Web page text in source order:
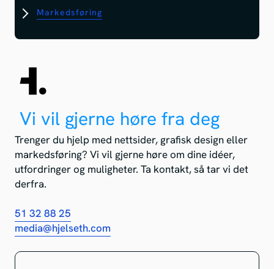
Markedsføring
Vi vil gjerne høre fra deg
Trenger du hjelp med nettsider, grafisk design eller
markedsføring? Vi vil gjerne høre om dine idéer,
utfordringer og muligheter. Ta kontakt, så tar vi det
derfra.
51 32 88 25
media@hjelseth.com